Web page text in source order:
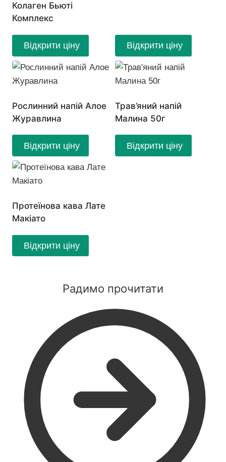
Колаген Бьюті
Комплекс
Відкрити ціну Відкрити ціну
Рослинний напій Алое
Журавлина
Відкрити ціну
Трав’яний напій
Малина 50г
Відкрити ціну
Протеїнова кава Лате
Макіато
Відкрити ціну
Радимо прочитати